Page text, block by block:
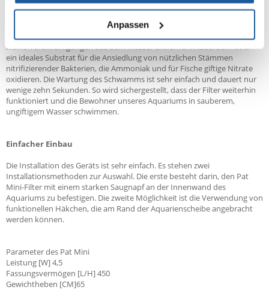
Anpassen
Filterschwamm
Der grobkörnige Schwamm des Pat Mini-Filters ist sehr effektiv für die
mechanische Filterung im Aquarium. Er kann sogar mikroskopisch
kleine Verunreinigungen aus dem Wasser entfernen. Außerdem ist er
ein ideales Substrat für die Ansiedlung von nützlichen Stämmen
nitrifizierender Bakterien, die Ammoniak und für Fische giftige Nitrate
oxidieren. Die Wartung des Schwamms ist sehr einfach und dauert nur
wenige zehn Sekunden. So wird sichergestellt, dass der Filter weiterhin
funktioniert und die Bewohner unseres Aquariums in sauberem,
ungiftigem Wasser schwimmen.
Einfacher Einbau
Die Installation des Geräts ist sehr einfach. Es stehen zwei
Installationsmethoden zur Auswahl. Die erste besteht darin, den Pat
Mini-Filter mit einem starken Saugnapf an der Innenwand des
Aquariums zu befestigen. Die zweite Möglichkeit ist die Verwendung von
funktionellen Häkchen, die am Rand der Aquarienscheibe angebracht
werden können.
Parameter des Pat Mini
Leistung [W] 4,5
Fassungsvermögen [L/H] 450
Gewichtheben [CM]65